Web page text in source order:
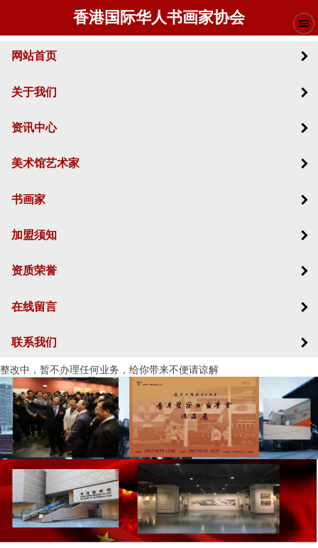
香港国际华人书画家协会
网站首页
关于我们
资讯中心
美术馆艺术家
书画家
加盟须知
资质荣誉
在线留言
联系我们
整改中，暂不办理任何业务，给你带来不便请谅解